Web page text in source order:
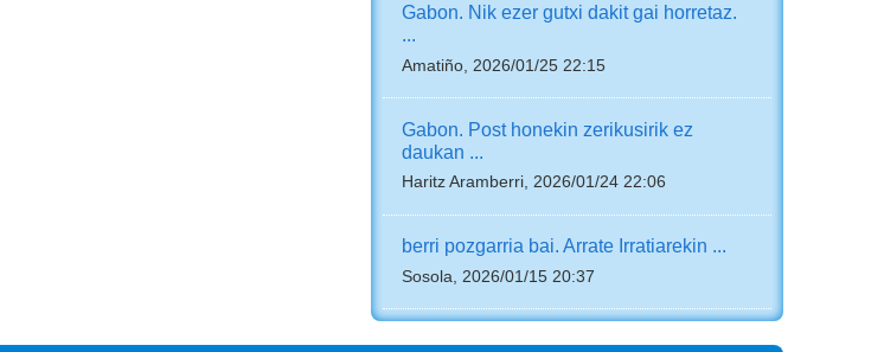
Gabon. Nik ezer gutxi dakit gai horretaz.
...
Amatiño, 2026/01/25 22:15
Gabon. Post honekin zerikusirik ez
daukan ...
Haritz Aramberri, 2026/01/24 22:06
berri pozgarria bai. Arrate Irratiarekin ...
Sosola, 2026/01/15 20:37